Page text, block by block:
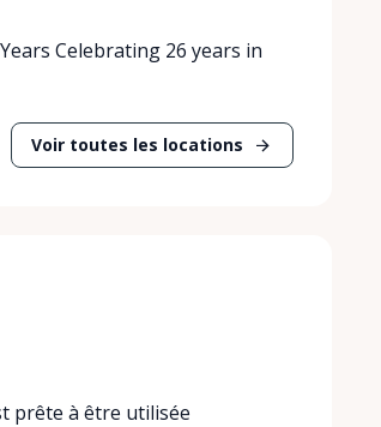
Celebrating 26 years in
Voir toutes les locations
prête à être utilisée